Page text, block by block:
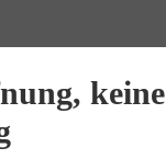
keine